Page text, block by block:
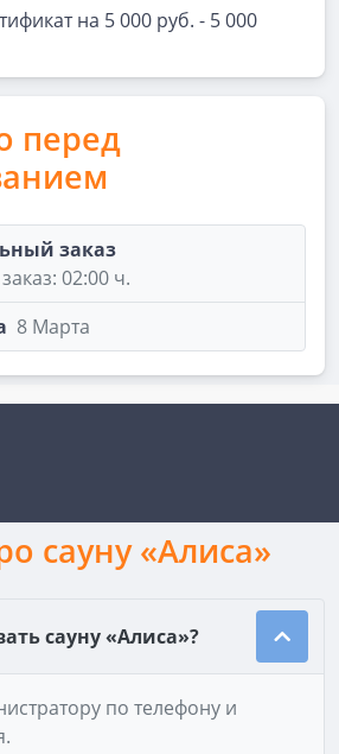
на 5 000 руб. - 5 000
перед
заказ
02:00 ч.
8 Марта
сауну «Алиса»
сауну «Алиса»?
по телефону и